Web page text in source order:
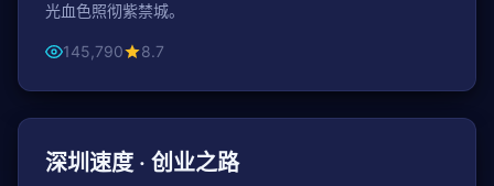
光血色照彻紫禁城。
145,790 8.7
都市
深圳速度 · 创业之路